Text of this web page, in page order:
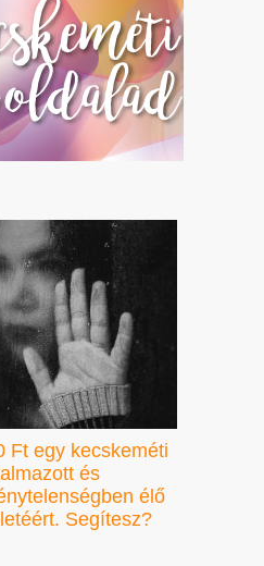
Ft egy kecskeméti
és
élő
Segítesz?